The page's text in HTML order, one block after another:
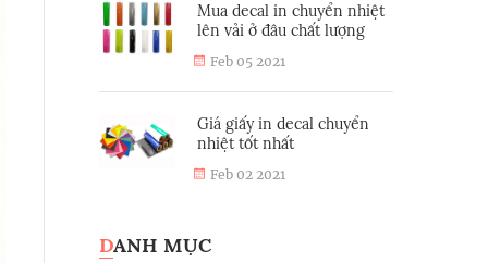
Mua decal in chuyển nhiệt
lên vải ở đâu chất lượng
Feb 05 2021
Giá giấy in decal chuyển
nhiệt tốt nhất
Feb 02 2021
DANH MỤC